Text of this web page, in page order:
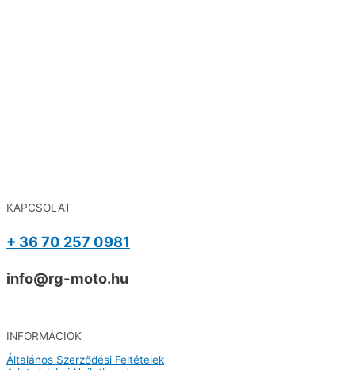
KAPCSOLAT
+ 36 70 257 0981
info@rg-moto.hu
INFORMÁCIÓK
Általános Szerződési Feltételek